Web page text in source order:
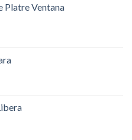
Platre Ventana